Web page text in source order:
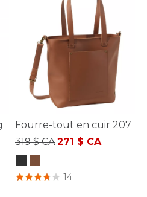
Fourre-tout en cuir 207
Prix réduit de
319 $ CAà271 $ CA
4,3 sur 5 Évaluation des clients
14